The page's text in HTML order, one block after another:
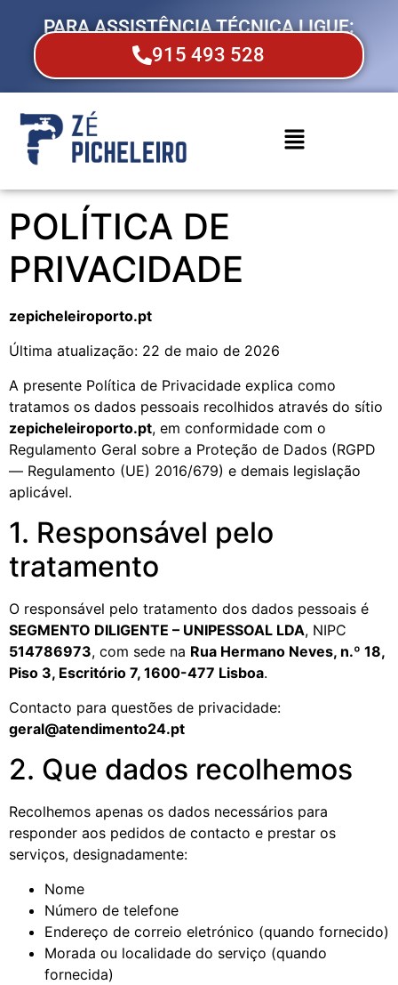
PARA ASSISTÊNCIA TÉCNICA LIGUE:
915 493 528
POLÍTICA DE
PRIVACIDADE
zepicheleiroporto.pt
Última atualização: 22 de maio de 2026
A presente Política de Privacidade explica como
tratamos os dados pessoais recolhidos através do sítio
zepicheleiroporto.pt, em conformidade com o
Regulamento Geral sobre a Proteção de Dados (RGPD
— Regulamento (UE) 2016/679) e demais legislação
aplicável.
1. Responsável pelo
tratamento
O responsável pelo tratamento dos dados pessoais é
SEGMENTO DILIGENTE – UNIPESSOAL LDA, NIPC
514786973, com sede na Rua Hermano Neves, n.º 18,
Piso 3, Escritório 7, 1600-477 Lisboa.
Contacto para questões de privacidade:
geral@atendimento24.pt
2. Que dados recolhemos
Recolhemos apenas os dados necessários para
responder aos pedidos de contacto e prestar os
serviços, designadamente:
Nome
Número de telefone
Endereço de correio eletrónico (quando fornecido)
Morada ou localidade do serviço (quando
fornecida)